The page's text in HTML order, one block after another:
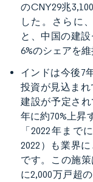
のCNY29兆
した。さらに
と、中国の建
6%のシェアを
インドは今後7
投資が見込ま
建設が予定さ
年に約70%上昇
「2022年まで
2022）も業界
です。この施
に2,000万戸超